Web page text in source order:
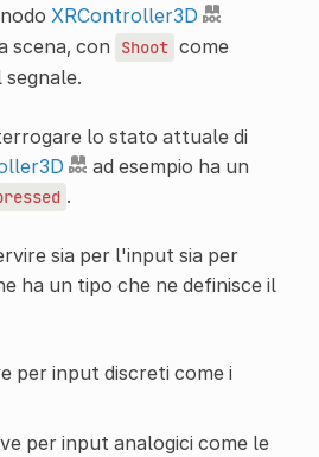
XRController3D
scena, con
Shoot come
segnale.
lo stato attuale di
ad esempio ha un
.
sia per l'input sia per
ha un tipo che ne definisce il
per input discreti come i
per input analogici come le